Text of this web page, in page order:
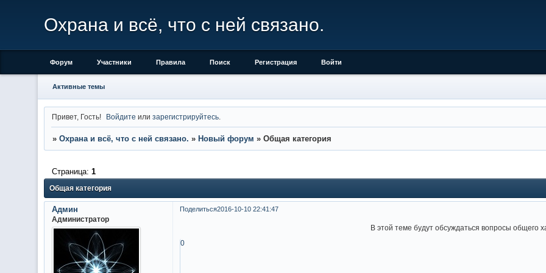
Охрана и всё, что с ней связано.
Форум Участники Правила Поиск Регистрация Войти
Активные темы
Привет, Гость! Войдите илизарегистрируйтесь
» Охрана и всё, что с ней связано. » Новый форум » Общая категория
Общая категория
Страница: 1
Поделиться2016-10-10 22:41:47
Админ
Администратор
В этой теме будут обсуждаться вопросы общего
0